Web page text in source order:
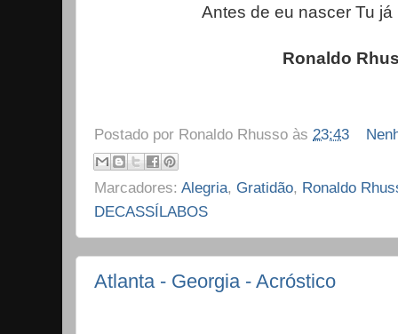
Antes de eu nascer Tu já
Ronaldo
Postado por Ronaldo Rhusso às 23:43
Marcadores: Alegria, Gratidão, Ronaldo
DECASSÍLABOS
Atlanta - Georgia - Acróstico